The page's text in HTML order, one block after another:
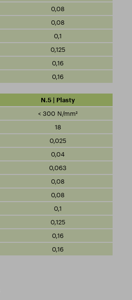
0,08
0,08
0,1
0,125
0,16
0,16
N.5 | Plasty
< 300 N/mm²
18
0,025
0,04
0,063
0,08
0,08
0,1
0,125
0,16
0,16